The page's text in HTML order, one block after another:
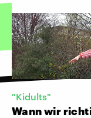
"Kidults"
Wann wir